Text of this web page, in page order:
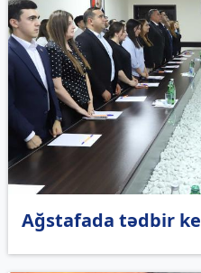
Ağstafada tədbir